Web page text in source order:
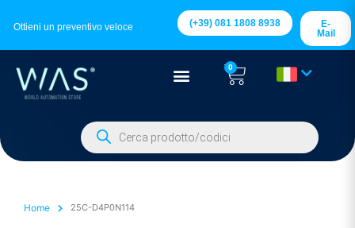
Ottieni un preventivo veloce (+39) 081 1808 8938
E-
Mail
0
Home 25C-D4P0N114